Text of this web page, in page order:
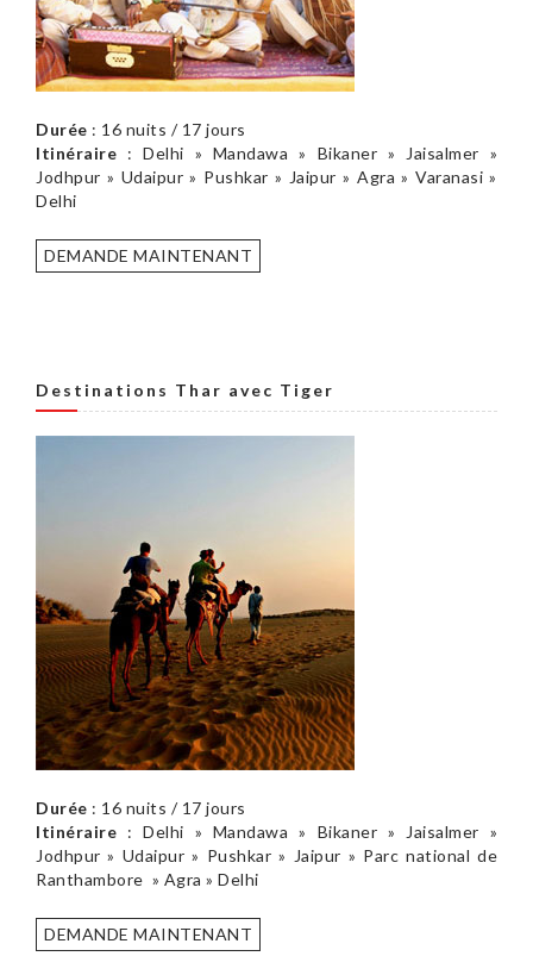
Durée : 16 nuits / 17 jours
Itinéraire : Delhi » Mandawa » Bikaner » Jaisalmer »
Jodhpur » Udaipur » Pushkar » Jaipur » Agra » Varanasi »
Delhi
DEMANDE MAINTENANT
Destinations Thar avec Tiger
Durée : 16 nuits / 17 jours
Itinéraire : Delhi » Mandawa » Bikaner » Jaisalmer »
Jodhpur » Udaipur » Pushkar » Jaipur » Parc national de
Ranthambore » Agra » Delhi
DEMANDE MAINTENANT